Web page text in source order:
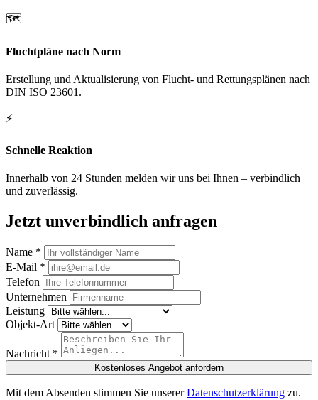
🗺
Fluchtpläne nach Norm
Erstellung und Aktualisierung von Flucht- und Rettungsplänen nach
DIN ISO 23601.
⚡
Schnelle Reaktion
Innerhalb von 24 Stunden melden wir uns bei Ihnen – verbindlich
und zuverlässig.
Jetzt unverbindlich anfragen
Name *
E-Mail *
Telefon
Unternehmen
Leistung
Objekt-Art
Nachricht *
Kostenloses Angebot anfordern
Mit dem Absenden stimmen Sie unsererDatenschutzerklärung zu.